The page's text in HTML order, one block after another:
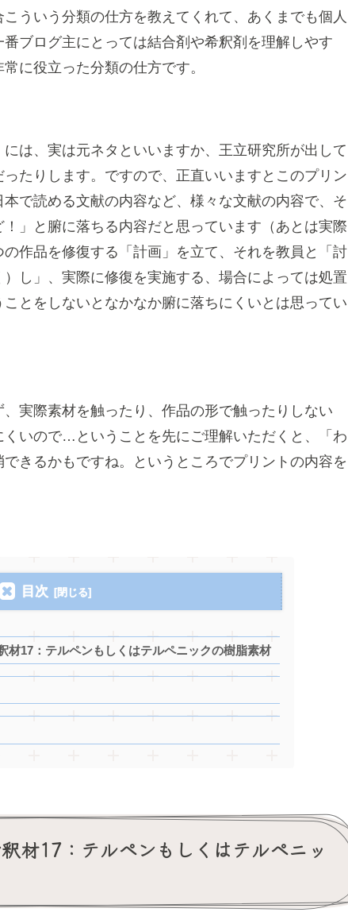
ういう分類の仕方を教えてくれて、あくまでも個人
ブログ主にとっては結合剤や希釈剤を理解しやす
に役立った分類の仕方です。
は、実は元ネタといいますか、王立研究所が出して
たりします。ですので、正直いいますとこのプリン
で読める文献の内容など、様々な文献の内容で、そ
」と腑に落ちる内容だと思っています（あとは実際
作品を修復する「計画」を立て、それを教員と「討
し」、実際に修復を実施する、場合によっては処置
とをしないとなかなか腑に落ちにくいとは思ってい
実際素材を触ったり、作品の形で触ったりしない
いので…ということを先にご理解いただくと、「わ
きるかもですね。というところでプリントの内容を
目次
材17：テルペンもしくはテルペニックの樹脂素材
材17：テルペンもしくはテルペニッ